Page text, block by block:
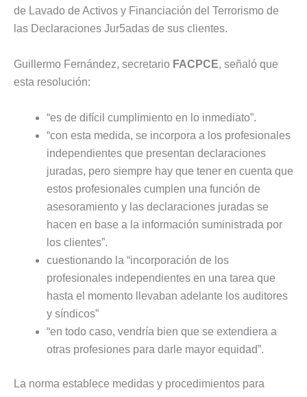
de Lavado de Activos y Financiación del Terrorismo de
las Declaraciones Jur5adas de sus clientes.
Guillermo Fernández, secretario FACPCE, señaló que
esta resolución:
“es de difícil cumplimiento en lo inmediato”.
“con esta medida, se incorpora a los profesionales
independientes que presentan declaraciones
juradas, pero siempre hay que tener en cuenta que
estos profesionales cumplen una función de
asesoramiento y las declaraciones juradas se
hacen en base a la información suministrada por
los clientes”.
cuestionando la “incorporación de los
profesionales independientes en una tarea que
hasta el momento llevaban adelante los auditores
y síndicos”
“en todo caso, vendría bien que se extendiera a
otras profesiones para darle mayor equidad”.
La norma establece medidas y procedimientos para